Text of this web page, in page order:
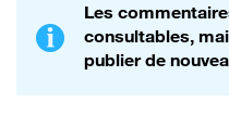
Les
consultables,
publier de